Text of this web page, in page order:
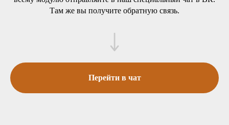
Там же вы получите обратную связь.
Перейти в чат